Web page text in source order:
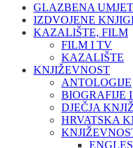
GLAZBENA
IZDVOJENE
KAZALIŠTE, FILM
FILM I TV
KAZALIŠTE
KNJIŽEVNOST
ANTOLOGIJE
BIOGRAFIJE
DJEČJA
HRVATSKA